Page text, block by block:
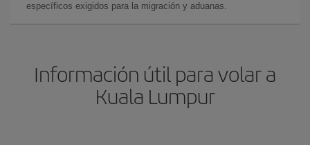
específicos exigidos para la migración y aduanas.
Información útil para volar a
Kuala Lumpur